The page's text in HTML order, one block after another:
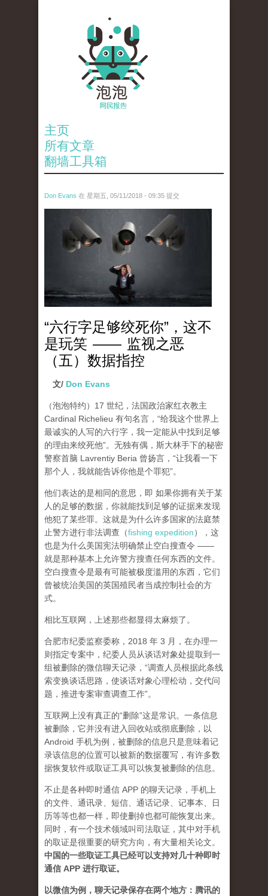
主页
所有文章
翻墙工具箱
Don Evans 在 星期五, 05/11/2018 - 09:35 提交
“六行字足够绞死你”，这不
是玩笑 —— 监视之恶
（五）数据指控
文/ Don Evans
（泡泡特约） 17 世纪，法国政治家红衣教主
Cardinal Richelieu 有句名言，“给我这个世界上
最诚实的人写的六行字，我一定能从中找到足够
的理由来绞死他”。无独有偶，斯大林手下的秘密
警察首脑 Lavrentiy Beria 曾扬言，“让我看一下
那个人，我就能告诉你他是个罪犯”。
他们表达的是相同的意思，即 如果你拥有关于某
人的足够的数据，你就能找到足够的证据来发现
他犯了某些罪。这就是为什么许多国家的法庭禁
止警方进行非法调查（fishing expedition），这
也是为什么美国宪法明确禁止空白搜查令 ——
就是那种基本上允许警方搜查任何东西的文件。
空白搜查令是最有可能被极度滥用的东西，它们
曾被统治美国的英国殖民者当成控制社会的方
式。
相比互联网，上述那些都显得太麻烦了。
合肥市纪委监察委称，2018 年 3 月，在办理一
则指定专案中，纪委人员从谈话对象处提取到一
组被删除的微信聊天记录，“调查人员根据此条线
索变换谈话思路，使谈话对象心理松动，交代问
题，推进专案审查调查工作”。
互联网上没有真正的“删除”这是常识。一条信息
被删除，它并没有进入回收站或彻底删除，以
Android 手机为例，被删除的信息只是意味着记
录该信息的位置可以被新的数据覆写，有许多数
据恢复软件或取证工具可以恢复被删除的信息。
不止是各种即时通信 APP 的聊天记录，手机上
的文件、通讯录、短信、通话记录、记事本、日
历等等也都一样，即使删掉也都可能恢复出来。
同时，有一个技术领域叫司法取证，其中对手机
的取证是很重要的研究方向，有大量相关论文。
中国的一些取证工具已经可以支持对几十种即时
通信 APP 进行取证。
以微信为例，聊天记录保存在两个地方：腾讯的